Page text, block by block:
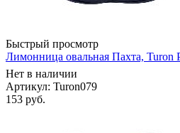
Быстрый просмотр
Лимонница овальная Пахта, Turon
Нет в наличии
Артикул: Turon079
153 руб.